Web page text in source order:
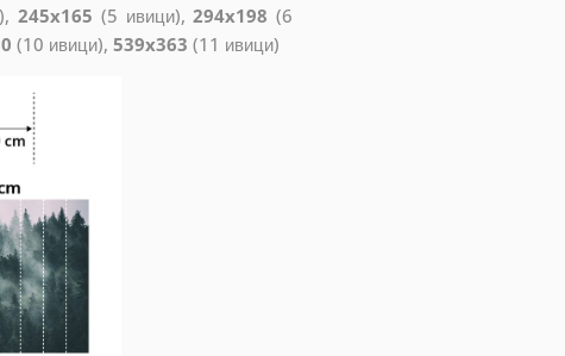
245x165 (5 ивици),294x198 (6
(10 ивици), 539x363 (11 ивици)